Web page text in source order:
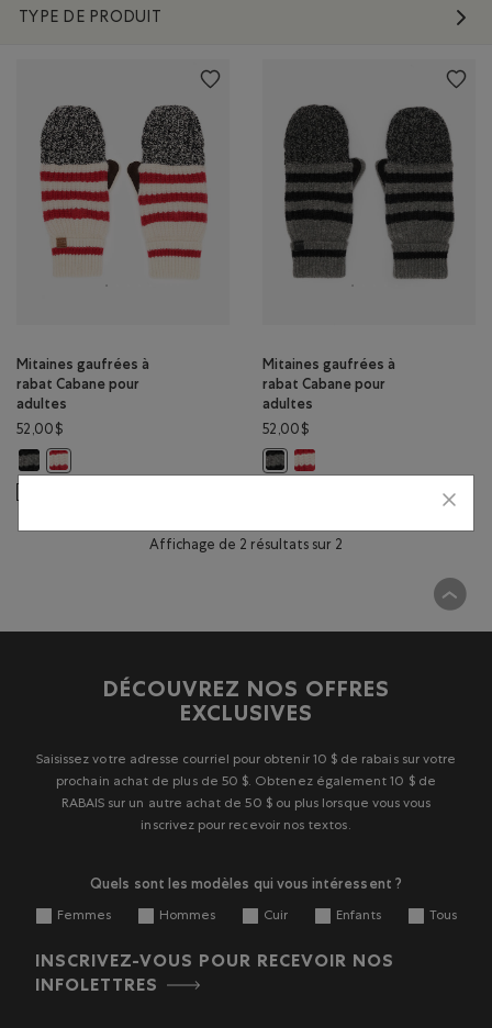
TYPE DE PRODUIT
Mitaines gaufrées à
rabat Cabane pour
adultes
52,00$
Mitaines gaufrées à rabat Cabane pour adultes: MÉLANGE NOIR
Mitaines gaufrées à rabat Cabane pour adultes: SEL ET POIVRE
Mitaines gaufrées à
rabat Cabane pour
adultes
52,00$
Mitaines gaufrées à rabat Cabane
Mitaines gaufrées à rabat
Affichage de 2 résultats sur 2
DÉCOUVREZ NOS OFFRES
EXCLUSIVES
Saisissez votre adresse courriel pour obtenir 10 $ de rabais sur votre
prochain achat de plus de 50 $. Obtenez également 10 $ de
RABAIS sur un autre achat de 50 $ ou plus lorsque vous vous
inscrivez pour recevoir nos textos.
Quels sont les modèles qui vous intéressent ?
Femmes Hommes Cuir Enfants Tous
INSCRIVEZ-VOUS POUR RECEVOIR NOS
INFOLETTRES